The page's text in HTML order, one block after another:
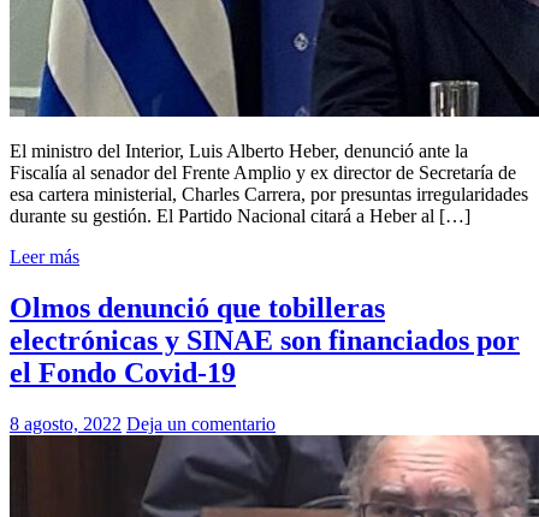
El ministro del Interior, Luis Alberto Heber, denunció ante la
Fiscalía al senador del Frente Amplio y ex director de Secretaría de
esa cartera ministerial, Charles Carrera, por presuntas irregularidades
durante su gestión. El Partido Nacional citará a Heber al […]
Leer más
Olmos denunció que tobilleras
electrónicas y SINAE son financiados por
el Fondo Covid-19
8 agosto, 2022 Deja un comentario